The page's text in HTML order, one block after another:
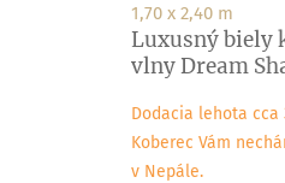
1,70 x 2,40 m
Luxusný biely
vlny Dream
Dodacia lehota cca
Koberec Vám
v Nepále.